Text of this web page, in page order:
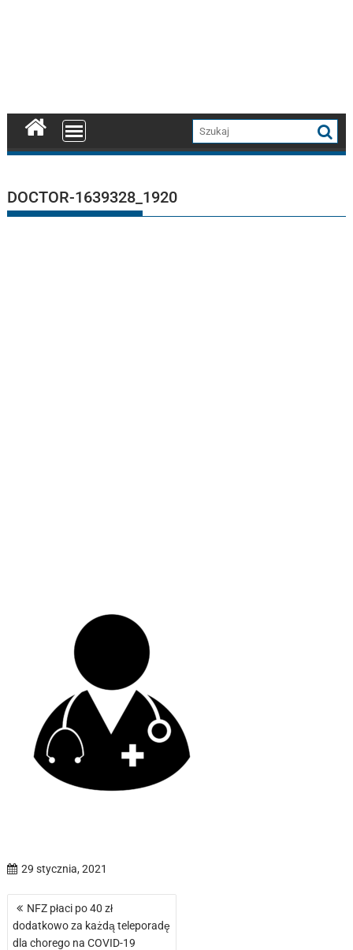
DOCTOR-1639328_1920
29 stycznia, 2021
Nawigacja
wpisu
NFZ płaci po 40 zł
dodatkowo za każdą teleporadę
dla chorego na COVID-19